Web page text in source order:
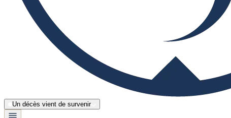
Un décès vient de survenir